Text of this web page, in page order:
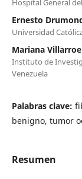
Hospital General
Ernesto
Universidad
Mariana
Instituto de
Venezuela
Palabras clave:
benigno, tumor
Resumen